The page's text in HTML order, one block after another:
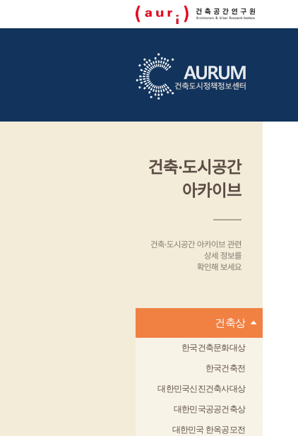
건축·도시공간
아카이브
건축·도시공간 아카이브 관련
상세 정보를
확인해 보세요
건축상
한국건축문화대상
한국건축전
대한민국신진건축사대상
대한민국공공건축상
대한민국 한옥공모전